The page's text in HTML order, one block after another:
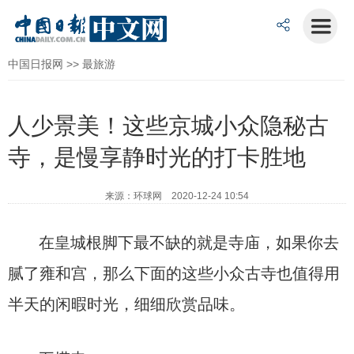
中国日报网 >> 最旅游
人少景美！这些京城小众隐秘古
寺，是慢享静时光的打卡胜地
来源：环球网 2020-12-24 10:54
在皇城根脚下最不缺的就是寺庙，如果你去
腻了雍和宫，那么下面的这些小众古寺也值得用
半天的闲暇时光，细细欣赏品味。